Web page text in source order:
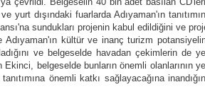
dışındaki fuarlarda Adıyaman'ın
sundukları projenin kabul edildiğini ve
Adıyaman'ın kültür ve inanç turizm
ve belgeselde havadan çekimlerin de
belgeselde bunların önemli olanlarının
önemli katkı sağlayacağına